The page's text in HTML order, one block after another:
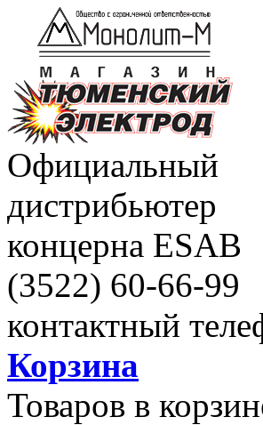
Официальный
дистрибьютер
концерна ESAB
(3522) 60-66-99
контактный
Корзина
Товаров в